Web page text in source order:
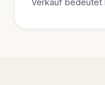
Verkauf bedeutet